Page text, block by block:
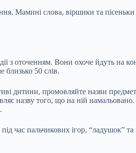
Мамині слова, віршики та
з оточенням. Вони охоче йдуть на
близько 50 слів.
дитини, промовляйте назви
назву того, що на ній
час пальчикових ігор, “ладушок”